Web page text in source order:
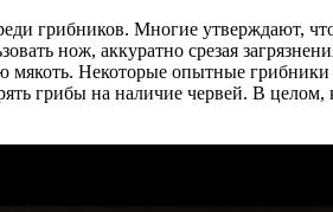
грибников. Многие утверждают,
нож, аккуратно срезая
Некоторые опытные грибники
грибы на наличие червей. В